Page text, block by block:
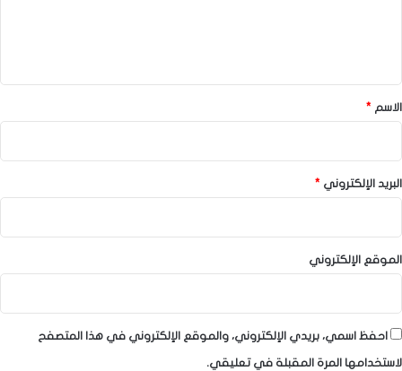
*
الاسم *
البريد الإلكتروني *
الموقع الإلكتروني
احفظ اسمي، بريدي الإلكتروني، والموقع الإلكتروني في هذا المتصفح
لاستخدامها المرة المقبلة في تعليقي.